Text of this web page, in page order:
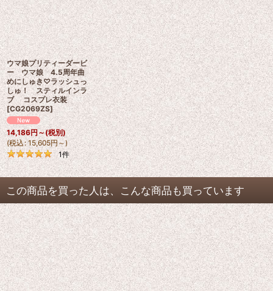
ウマ娘プリティーダービ
ー ウマ娘 4.5周年曲
めにしゅき♡ラッシュっ
しゅ！ スティルインラ
ブ コスプレ衣装
[CG2069ZS]
14,186円～(税別)
(税込: 15,605円～)
1件
この商品を買った人は、こんな商品も買っています